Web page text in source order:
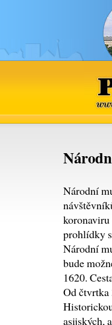
Národní
koronaviru
prohlídky
Národní
bude
1620.
Od čtvrtka
asijských,